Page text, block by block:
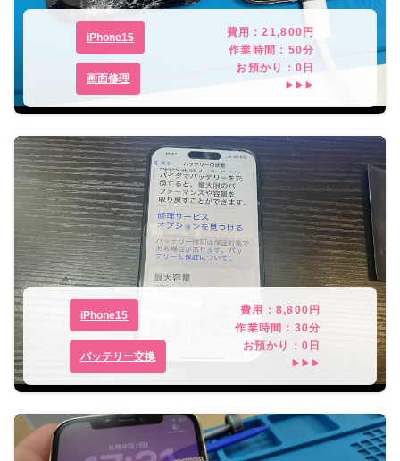
iPhone15
画面修理
費用：21,800 円
作業時間： 50分
お預かり： 0 日
▶▶▶
iPhone15
バッテリー交換
費用： 8,800 円
作業時間： 30分
お預かり：0 日
▶▶▶